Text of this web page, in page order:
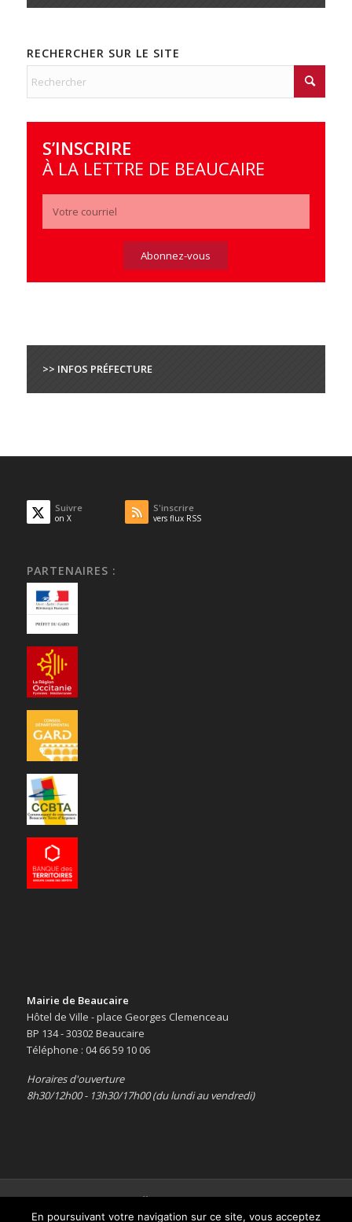
RECHERCHER SUR LE SITE
S’INSCRIRE
À LA LETTRE DE BEAUCAIRE
>> INFOS PRÉFECTURE
Suivre
on X
S'inscrire
vers flux RSS
PARTENAIRES :
Mairie de Beaucaire
Hôtel de Ville - place Georges Clemenceau
BP 134 - 30302 Beaucaire
Téléphone : 04 66 59 10 06
Horaires d'ouverture
8h30/12h00 - 13h30/17h00 (du lundi au vendredi)
Copyright © 2016 -Le site officiel de la ville de Beaucaire-Mentions
légales
En poursuivant votre navigation sur ce site, vous acceptez